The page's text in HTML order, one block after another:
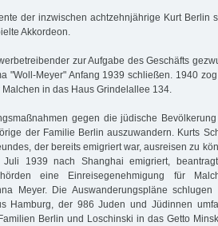
der inzwischen achtzehnjährige Kurt Berlin
Akkordeon.
zur Aufgabe des Geschäfts
"Woll-Meyer" Anfang 1939 schließen. 1940
in das Haus Grindelallee 134.
gegen die jüdische
der Familie Berlin auszuwandern. Kurts
der bereits emigriert war, ausreisen zu
1939 nach Shanghai emigriert,
eine Einreisegenehmigung für
Meyer. Die Auswanderungspläne
Hamburg, der 986 Juden und Jüdinnen
Berlin und Loschinski in das Getto